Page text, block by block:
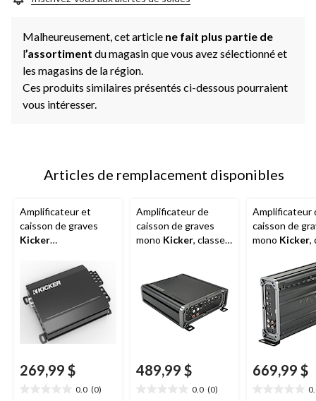
Malheureusement, cet article ne fait plus partie de
l’assortiment du magasin que vous avez sélectionné et
les magasins de la région.
Ces produits similaires présentés ci-dessous pourraient
vous intéresser.
Articles de remplacement disponibles
Amplificateur et
caisson de graves
Kicker
269,99 $
0.0 (0)
Amplificateur de
caisson de graves
mono Kicker, classe
489,99 $
0.0 (0)
Amplificateur
caisson de
mono Kicker,
669,99 $